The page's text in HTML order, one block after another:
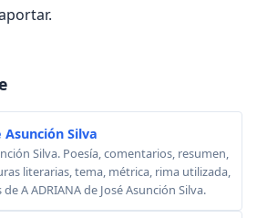
Asunción Silva
Silva. Poesía, comentarios, resumen,
literarias, tema, métrica, rima utilizada,
A ADRIANA de José Asunción Silva.